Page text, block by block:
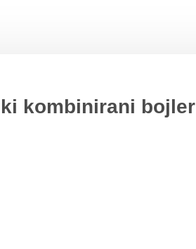
kombinirani bojler